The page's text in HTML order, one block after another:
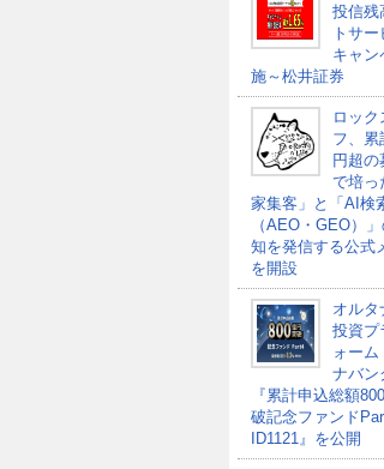
投信残
トサ
キャン
施～松井証券
ロック
フ、累
円超の
で培っ
家集客」と「AI検
（AEO・GEO）
知を発信する公式
を開設
オルタ
投資プ
ォーム
ナバン
『累計申込総額
破記念ファンド
ID1121』を公開